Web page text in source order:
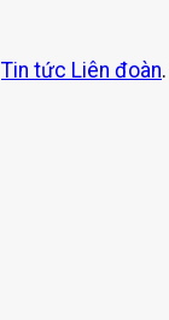
Tin tức Liên đoàn